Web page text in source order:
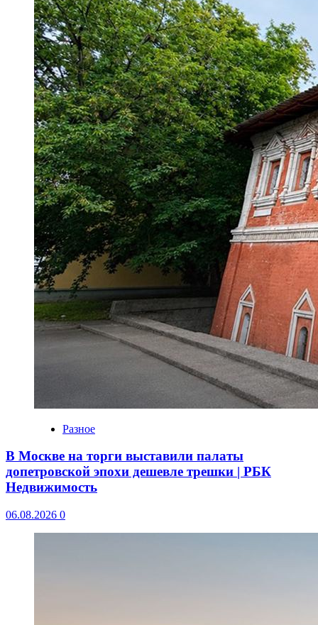
Разное
В Москве на торги выставили палаты
допетровской эпохи дешевле трешки | РБК
Недвижимость
06.08.2026 0